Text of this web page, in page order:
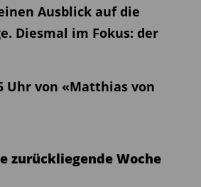
Ausblick auf die
Diesmal im Fokus: der
Uhr von «Matthias von
zurückliegende Woche